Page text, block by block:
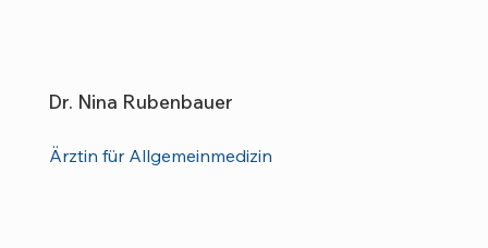
Dr. Nina Rubenbauer
Ärztin für Allgemeinmedizin